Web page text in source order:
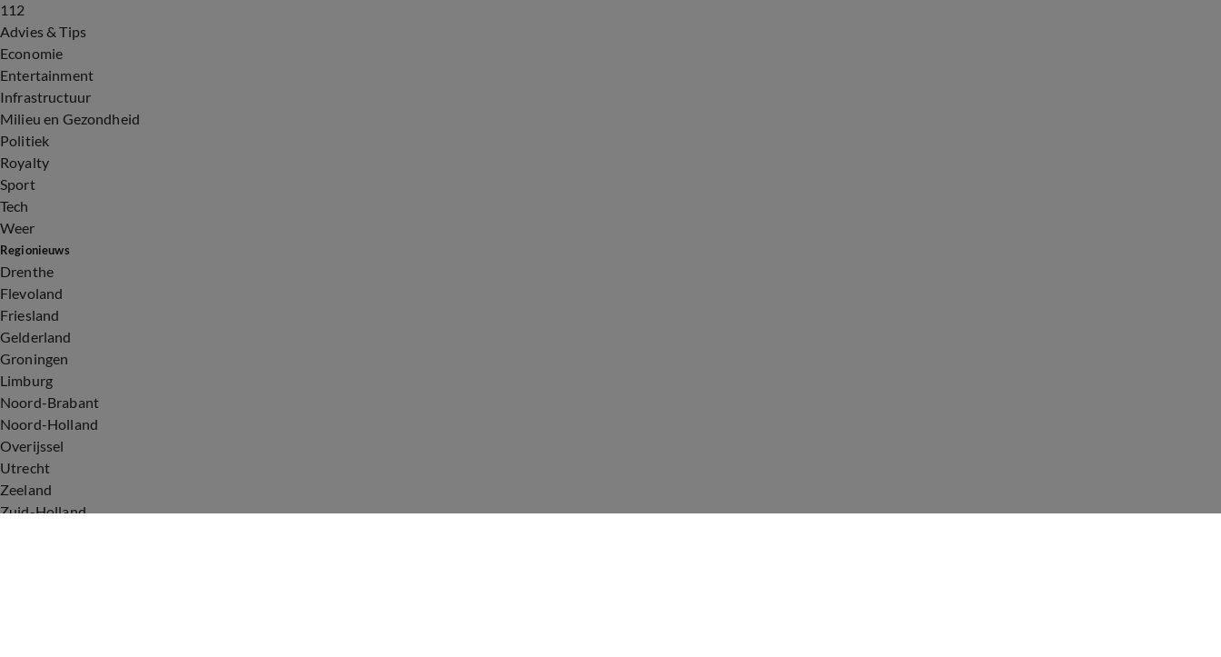
112
Advies & Tips
Economie
Entertainment
Infrastructuur
Milieu en Gezondheid
Politiek
Royalty
Sport
Tech
Weer
Regionieuws
Drenthe
Flevoland
Friesland
Gelderland
Groningen
Limburg
Noord-Brabant
Noord-Holland
Overijssel
Utrecht
Zeeland
Zuid-Holland